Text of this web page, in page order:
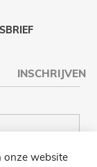
INSCHRIJVEN
onze website